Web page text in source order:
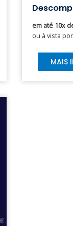
em até 10x
ou à vista
MAIS